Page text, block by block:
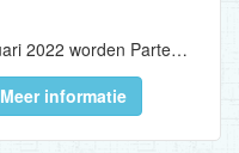
Welkom. Wij zijn Helan. Op 1 januari 2022 worden Partena en OZ samen Helan. Wij bieden u vanaf dan niet alleen een vlot draaiend ziekenfonds en betaalbare verzekeringen, maar ook kinderopvang, thuiszorg, huishoudhulp, vakantiekampen en een gezondheidsshop...
Meer informatie